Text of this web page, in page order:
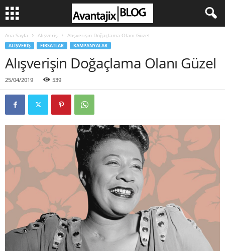
Ana Sayfa Alışveriş Alışverişin Doğaçlama Olanı Güzel
ALIŞVERIŞ FIRSATLAR KAMPANYALAR
Alışverişin Doğaçlama Olanı Güzel
25/04/2019 539